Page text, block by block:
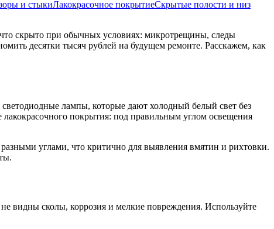
и стыкиЛакокрасочное покрытиеСкрытые полости и низ
скрыто при обычных условиях: микротрещины, следы
десятки тысяч рублей на будущем ремонте. Расскажем, как
лампы, которые дают холодный белый свет без
покрытия: под правильным углом освещения
углами, что критично для выявления вмятин и рихтовки.
видны сколы, коррозия и мелкие повреждения. Используйте